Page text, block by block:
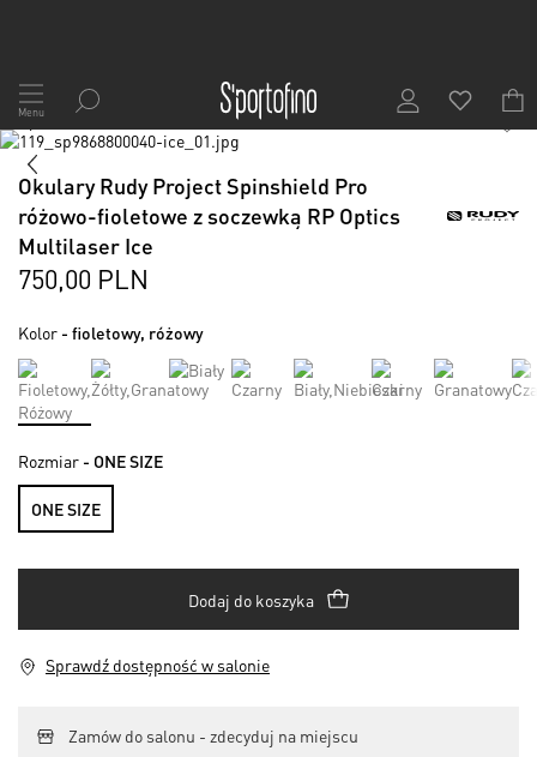
Przejdź
do
treści
Menu
Skip
the
the
images
1/7
Skip
beginning
the
Okulary Rudy Project Spinshield Pro
różowo-fioletowe z soczewką RP Optics
Multilaser Ice
750,00 PLN
Kolor - fioletowy, różowy
Rozmiar - ONE SIZE
ONE SIZE
Dodaj do koszyka
Sprawdź dostępność w salonie
Zamów do salonu - zdecyduj na miejscu